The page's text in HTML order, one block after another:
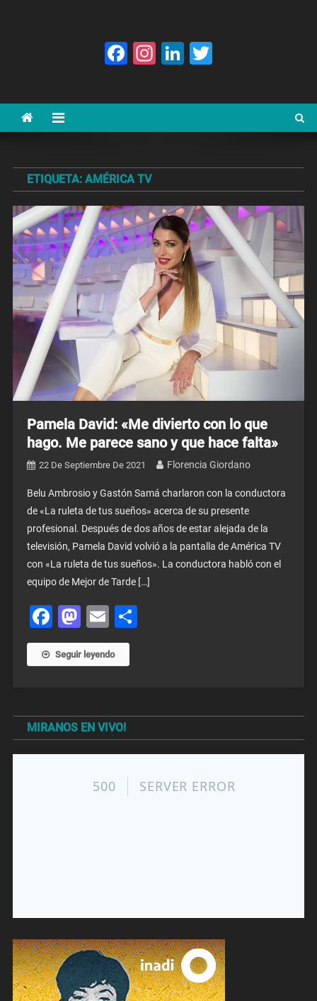
Facebook
Instagram
LinkedIn
ETIQUETA: AMÉRICA TV
Pamela David: «Me divierto con lo que
hago. Me parece sano y que hace falta»
22 De Septiembre De 2021 Florencia Giordano
Belu Ambrosio y Gastón Samá charlaron con la conductora
de «La ruleta de tus sueños» acerca de su presente
profesional. Después de dos años de estar alejada de la
televisión, Pamela David volvió a la pantalla de América TV
con «La ruleta de tus sueños». La conductora habló con el
equipo de Mejor de Tarde […]
Facebook
Mastodon
EmailShare
Seguir leyendo
MIRANOS EN VIVO!